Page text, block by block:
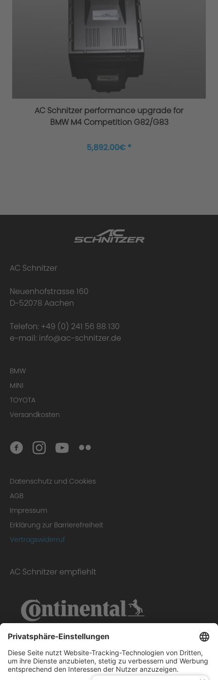
Original AC Schnitzer RS adjustable
suspension: That is fine tuning in every
Improved agility and safety
Conclusion
Homologation Certificate
AC Schnitzer performance upgrade for
BMW M4 Competition G82/G83
5,892.00€ *
AC Schnitzer
Neuenhofstrasse 160
D-52078 Aachen
Telefon: +49 (0) 241 56 88 130
e-mail: info@ac-schnitzer.de
BMW
MINI
TOYOTA
Versandkosten
Datenschutz und Cookies
AGB
Impressum
Erklärung zur Barrierefreiheit
Vertragswiderruf
AC Schnitzer empfiehlt